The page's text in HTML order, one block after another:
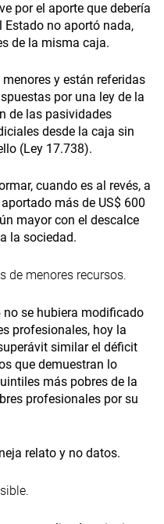
por el aporte que debería
Estado no aportó nada,
de la misma caja.
y están referidas
por una ley de la
de las pasividades
desde la caja sin
(Ley 17.738).
cuando es al revés, a
más de US$ 600
mayor con el descalce
la sociedad.
de menores recursos.
no se hubiera modificado
profesionales, hoy la
similar el déficit
que demuestran lo
más pobres de la
profesionales por su
relato y no datos.